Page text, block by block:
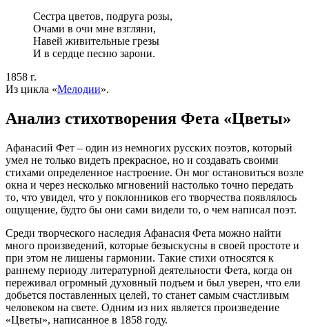
Сестра цветов, подруга розы,
Очами в очи мне взгляни,
Навей живительные грезы
И в сердце песню зарони.
1858 г.
Из цикла «Мелодии».
Анализ стихотворения Фета «Цветы»
Афанасий Фет – один из немногих русских поэтов, который
умел не только видеть прекрасное, но и создавать своими
стихами определенное настроение. Он мог остановиться возле
окна и через несколько мгновений настолько точно передать
то, что увидел, что у поклонников его творчества появлялось
ощущение, будто бы они сами видели то, о чем написал поэт.
Среди творческого наследия Афанасия Фета можно найти
много произведений, которые безыскусны в своей простоте и
при этом не лишены гармонии. Такие стихи относятся к
раннему периоду литературной деятельности Фета, когда он
переживал огромный духовный подъем и был уверен, что ели
добьется поставленных целей, то станет самым счастливым
человеком на свете. Одним из них является произведение
«Цветы», написанное в 1858 году.